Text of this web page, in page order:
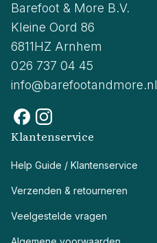
Barefoot & More B.V.
Kleine Oord 86
6811HZ Arnhem
026 737 04 45
info@barefootandmore.nl
Klantenservice
Help Guide / Klantenservice
Verzenden & retourneren
Veelgestelde vragen